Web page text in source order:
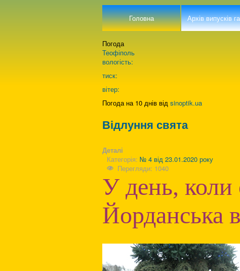
Головна Архів випусків
Погода
Теофіполь
вологість:
тиск:
вітер:
Погода на 10 днів від sinoptik.ua
Відлуння свята
Деталі
Категорія: № 4 від 23.01.2020 року
Перегляди: 1040
У день, коли
Йорданська